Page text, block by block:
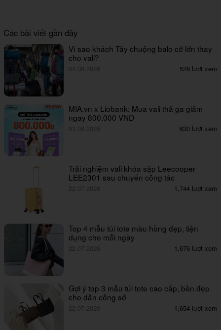
Các bài viết gần đây
Vì sao khách Tây chuộng balo cỡ lớn thay
cho vali?
04.08.2026 528 lượt xem
MIA.vn x Liobank: Mua vali thả ga giảm
ngay 800.000 VND
03.08.2026 630 lượt xem
Trải nghiệm vali khóa sập Leecooper
LEE2301 sau chuyến công tác
22.07.2026 1,744 lượt xem
Top 4 mẫu túi tote màu hồng đẹp, tiện
dụng cho mỗi ngày
22.07.2026 1,676 lượt xem
Gợi ý top 3 mẫu túi tote cao cấp, bền đẹp
cho dân công sở
22.07.2026 1,654 lượt xem